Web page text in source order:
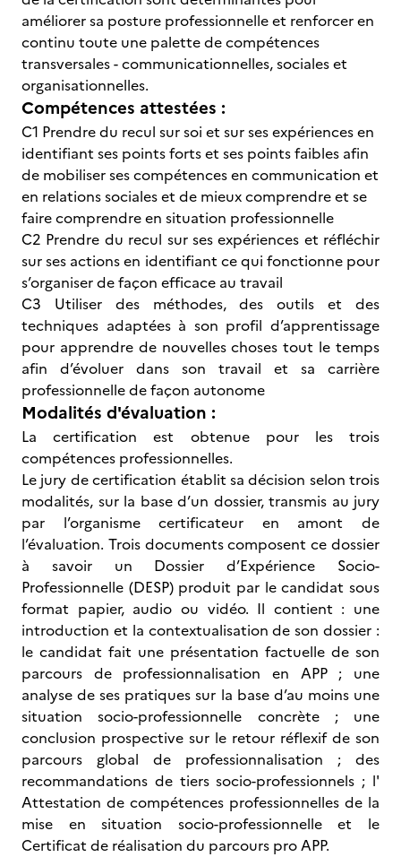
améliorer sa posture professionnelle et renforcer en
continu toute une palette de compétences
transversales - communicationnelles, sociales et
organisationnelles.
Compétences attestées :
C1 Prendre du recul sur soi et sur ses expériences en
identifiant ses points forts et ses points faibles afin
de mobiliser ses compétences en communication et
en relations sociales et de mieux comprendre et se
faire comprendre en situation professionnelle
C2 Prendre du recul sur ses expériences et réfléchir
sur ses actions en identifiant ce qui fonctionne pour
s’organiser de façon efficace au travail
C3 Utiliser des méthodes, des outils et des
techniques adaptées à son profil d’apprentissage
pour apprendre de nouvelles choses tout le temps
afin d’évoluer dans son travail et sa carrière
professionnelle de façon autonome
Modalités d'évaluation :
La certification est obtenue pour les trois
compétences professionnelles.
Le jury de certification établit sa décision selon trois
modalités, sur la base d’un dossier, transmis au jury
par l’organisme certificateur en amont de
l’évaluation. Trois documents composent ce dossier
à savoir un Dossier d’Expérience Socio-
Professionnelle (DESP) produit par le candidat sous
format papier, audio ou vidéo. Il contient : une
introduction et la contextualisation de son dossier :
le candidat fait une présentation factuelle de son
parcours de professionnalisation en APP ; une
analyse de ses pratiques sur la base d’au moins une
situation socio-professionnelle concrète ; une
conclusion prospective sur le retour réflexif de son
parcours global de professionnalisation ; des
recommandations de tiers socio-professionnels ; l'
Attestation de compétences professionnelles de la
mise en situation socio-professionnelle et le
Certificat de réalisation du parcours pro APP.